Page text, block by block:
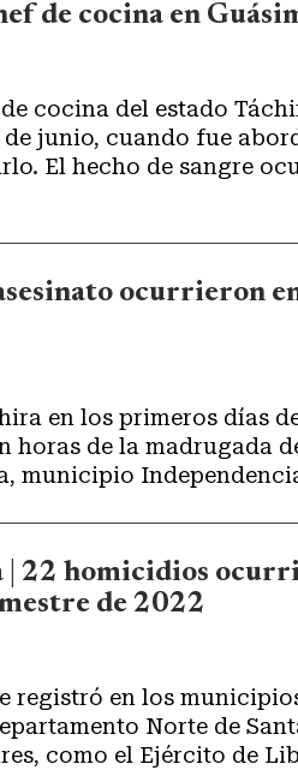
de cocina en
cocina del estado
junio, cuando fue
El hecho de sangre
ocurrieron
en los primeros días
horas de la madrugada
municipio
22 homicidios
de 2022
registró en los
Norte de
como el Ejército de